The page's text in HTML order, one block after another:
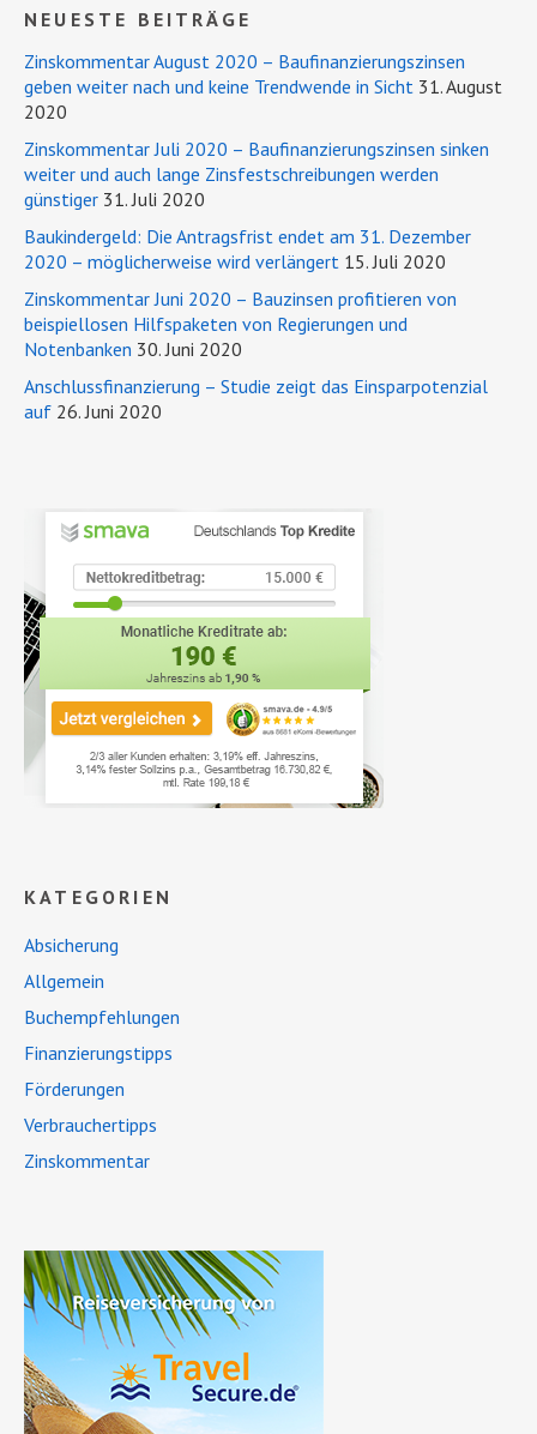
NEUESTE BEITRÄGE
Zinskommentar August 2020 – Baufinanzierungszinsen
geben weiter nach und keine Trendwende in Sicht 31. August
2020
Zinskommentar Juli 2020 – Baufinanzierungszinsen sinken
weiter und auch lange Zinsfestschreibungen werden
günstiger 31. Juli 2020
Baukindergeld: Die Antragsfrist endet am 31. Dezember
2020 – möglicherweise wird verlängert 15. Juli 2020
Zinskommentar Juni 2020 – Bauzinsen profitieren von
beispiellosen Hilfspaketen von Regierungen und
Notenbanken 30. Juni 2020
Anschlussfinanzierung – Studie zeigt das Einsparpotenzial
auf 26. Juni 2020
KATEGORIEN
Absicherung
Allgemein
Buchempfehlungen
Finanzierungstipps
Förderungen
Verbrauchertipps
Zinskommentar